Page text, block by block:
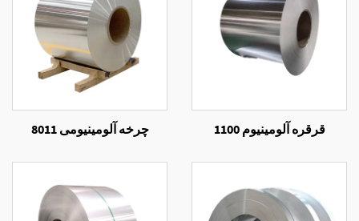
قرقره آلومینیوم 1100 چرخه آلومینیومی 8011